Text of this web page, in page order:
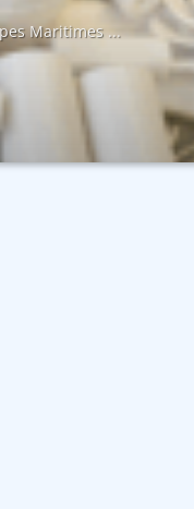
Maritimes ...